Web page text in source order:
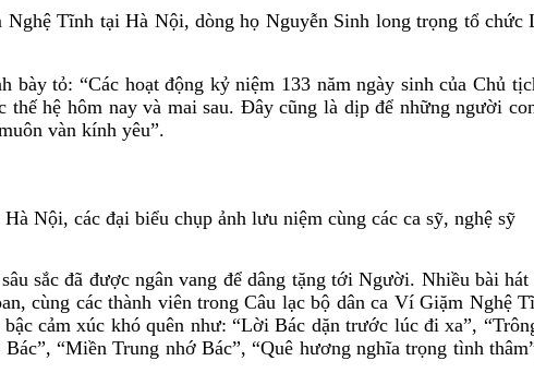
Tĩnh tại Hà Nội, dòng họ Nguyễn Sinh long trọng tổ chức
bày tỏ: “Các hoạt động kỷ niệm 133 năm ngày sinh của Chủ
thế hệ hôm nay và mai sau. Đây cũng là dịp để những người
vàn kính yêu”.
Nội, các đại biểu chụp ảnh lưu niệm cùng các ca sỹ, nghệ sỹ
sắc đã được ngân vang để dâng tặng tới Người. Nhiều bài
cùng các thành viên trong Câu lạc bộ dân ca Ví Giặm Nghệ
cảm xúc khó quên như: “Lời Bác dặn trước lúc đi xa”,
“Miền Trung nhớ Bác”, “Quê hương nghĩa trọng tình